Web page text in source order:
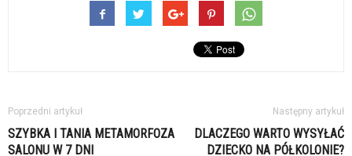
Poprzedni artykuł
SZYBKA I TANIA METAMORFOZA
SALONU W 7 DNI
Następny artykuł
DLACZEGO WARTO WYSYŁAĆ
DZIECKO NA PÓŁKOLONIE?